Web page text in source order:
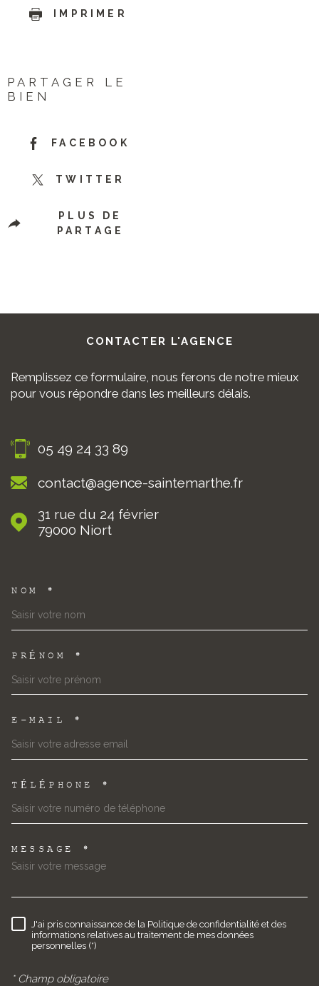
IMPRIMER
PARTAGER LE
BIEN
FACEBOOK
TWITTER
PLUS DE
PARTAGE
CONTACTER L'AGENCE
Remplissez ce formulaire, nous ferons de notre mieux
pour vous répondre dans les meilleurs délais.
05 49 24 33 89
contact@agence-saintemarthe.fr
31 rue du 24 février
79000
Niort
NOM *
PRÉNOM *
E-MAIL *
TÉLÉPHONE *
MESSAGE *
RÈGLEMENTATION
J'ai pris connaissance de la Politique de confidentialité et des
informations relatives au traitement de mes données
personnelles (*)
* Champ obligatoire